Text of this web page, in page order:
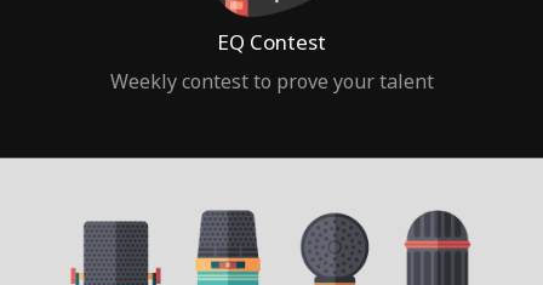
EQ Contest
Weekly contest to prove your talent